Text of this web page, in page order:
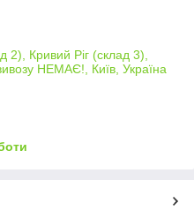
2), Кривий Ріг (склад 3),
НЕМАЄ!, Київ, Україна